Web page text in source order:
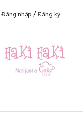
Đăng nhập / Đăng ký